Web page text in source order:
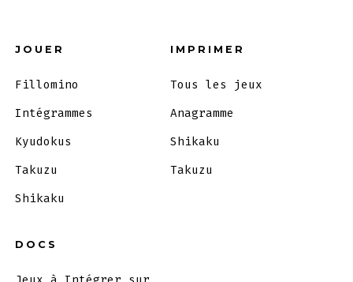
JOUER
Fillomino
Intégrammes
Kyudokus
Takuzu
Shikaku
IMPRIMER
Tous les jeux
Anagramme
Shikaku
Takuzu
DOCS